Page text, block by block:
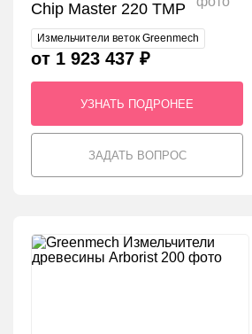
Chip Master 220 TMP
Измельчители веток Greenmech
от 1 923 437 ₽
УЗНАТЬ ПОДРОНЕЕ
ЗАДАТЬ ВОПРОС